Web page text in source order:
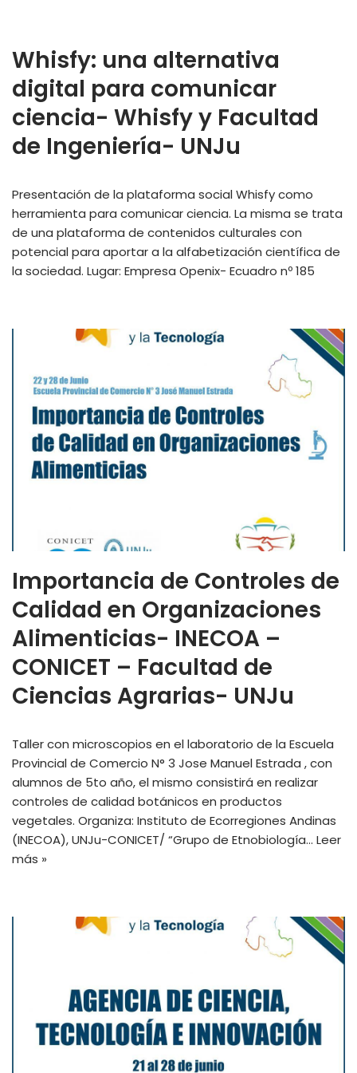
Whisfy: una alternativa
digital para comunicar
ciencia- Whisfy y Facultad
de Ingeniería- UNJu
Presentación de la plataforma social Whisfy como
herramienta para comunicar ciencia. La misma se trata
de una plataforma de contenidos culturales con
potencial para aportar a la alfabetización científica de
la sociedad. Lugar: Empresa Openix- Ecuadro nº 185
Importancia de Controles de
Calidad en Organizaciones
Alimenticias- INECOA –
CONICET – Facultad de
Ciencias Agrarias- UNJu
Taller con microscopios en el laboratorio de la Escuela
Provincial de Comercio N° 3 Jose Manuel Estrada , con
alumnos de 5to año, el mismo consistirá en realizar
controles de calidad botánicos en productos
vegetales. Organiza: Instituto de Ecorregiones Andinas
(INECOA), UNJu-CONICET/ “Grupo de Etnobiología… Leer
más »